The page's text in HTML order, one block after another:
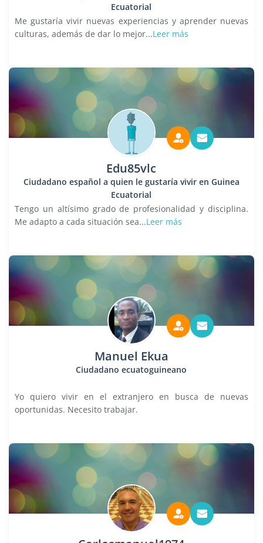
Ecuatorial
Me gustaría vivir nuevas experiencias y aprender nuevas
culturas, además de dar lo mejor...Leer más
Edu85vlc
Ciudadano español a quien le gustaría vivir en Guinea
Ecuatorial
Tengo un altísimo grado de profesionalidad y disciplina.
Me adapto a cada situación sea...Leer más
Manuel Ekua
Ciudadano ecuatoguineano
Yo quiero vivir en el extranjero en busca de nuevas
oportunidas. Necesito trabajar.